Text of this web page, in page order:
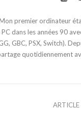
premier ordinateur
dans les années 90
GBC, PSX, Switch).
quotidiennement